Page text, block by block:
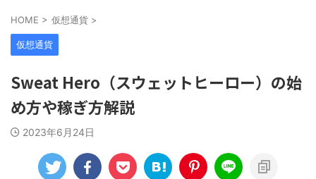
HOME > 仮想通貨 >
仮想通貨
Sweat Hero（スウェットヒーロー）の始
め方や稼ぎ方解説
2023年6月24日